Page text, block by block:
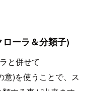
ーラ＆分類子)
と併せて
)を使うことで、ス